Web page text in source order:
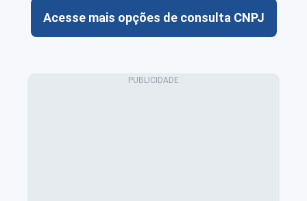
Acesse mais opções de consulta CNPJ